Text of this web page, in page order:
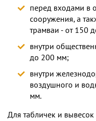
перед входами в
сооружения, а
трамваи - от 150
внутри
до 200 мм;
внутри
воздушного и
мм.
Для табличек и